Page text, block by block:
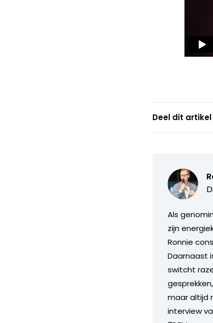
Deel dit artikel
Als
zijn
Ronnie
Daarnaast
switcht
maar altijd
interview